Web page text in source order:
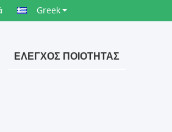
Greek
ΈΛΕΓΧΟΣ ΠΟΙΌΤΗΤΑΣ